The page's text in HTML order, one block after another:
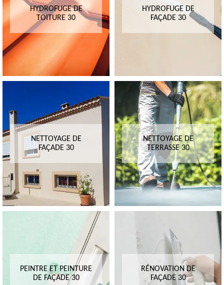
HYDROFUGE DE
TOITURE 30
HYDROFUGE DE
FAÇADE 30
NETTOYAGE DE
FAÇADE 30
NETTOYAGE DE
TERRASSE 30
PEINTRE ET PEINTURE
DE FAÇADE 30
RÉNOVATION DE
FAÇADE 30